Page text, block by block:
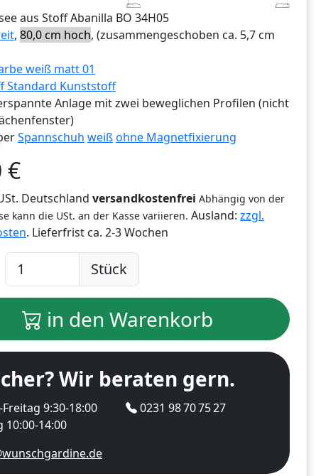
aus Stoff Abanilla BO 34H05
, 80,0 cm hoch, (zusammengeschoben ca. 5,7 cm
weiß matt 01
Standard Kunststoff
Anlage mit zwei beweglichen Profilen (nicht
Spannschuh weißohne Magnetfixierung
€
Deutschland versandkostenfrei Abhängig von der
kann die USt. an der Kasse variieren. Ausland: zzgl.
. Lieferfrist ca. 2-3 Wochen
Stück
in den Warenkorb
Wir beraten gern.
9:30-18:00
10:00-14:00
0231 98 70 75 27